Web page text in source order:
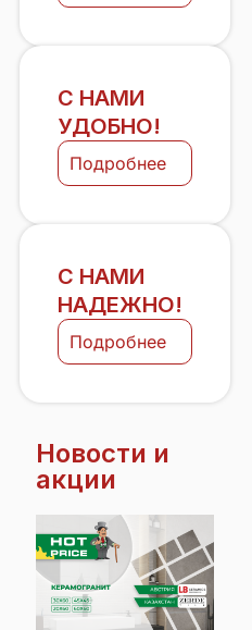
С НАМИ
УДОБНО!
Подробнее
С НАМИ
НАДЕЖНО!
Подробнее
Новости и
акции